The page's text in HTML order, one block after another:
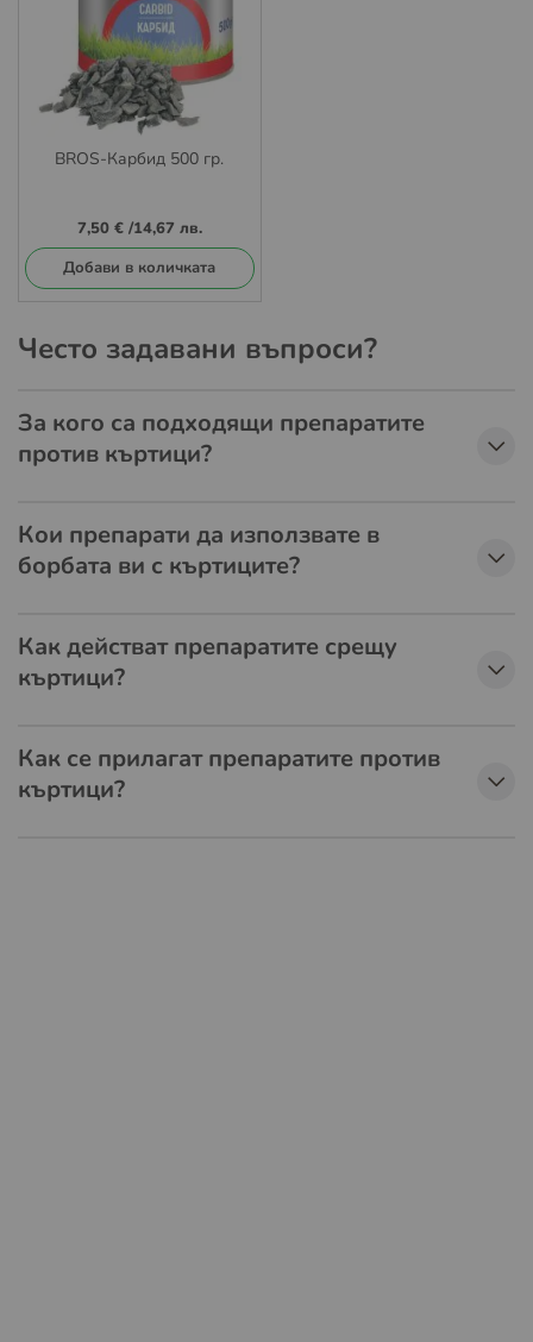
BROS-Карбид 500 гр.
7,50 €/14,67 лв.
Добави в количката
Често задавани въпроси?
За кого са подходящи препаратите
против къртици?
Кои препарати да използвате в
борбата ви с къртиците?
Как действат препаратите срещу
къртици?
Как се прилагат препаратите против
къртици?